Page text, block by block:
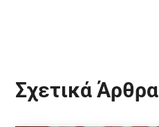
Σχετικά Άρθρα